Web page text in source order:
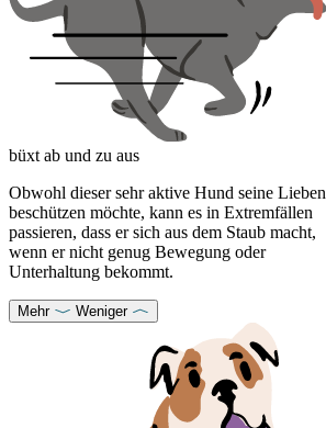
büxt ab und zu aus
Obwohl dieser sehr aktive Hund seine Lieben
beschützen möchte, kann es in Extremfällen
passieren, dass er sich aus dem Staub macht,
wenn er nicht genug Bewegung oder
Unterhaltung bekommt.
Mehr Weniger